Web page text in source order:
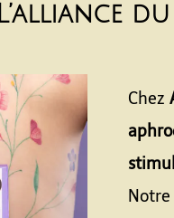
L’alliance
Chez